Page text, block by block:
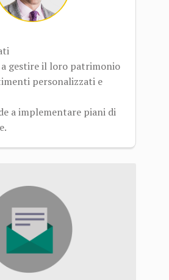
gestire il loro patrimonio
personalizzati e
a implementare piani di